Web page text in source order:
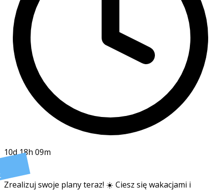
10d 18h 09m
Zrealizuj swoje plany teraz! ☀️ Ciesz się wakacjami i